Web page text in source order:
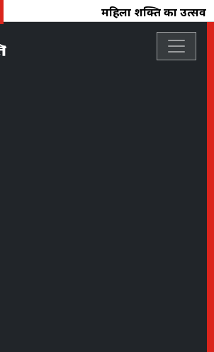
महिला शक्ति का उत्सव